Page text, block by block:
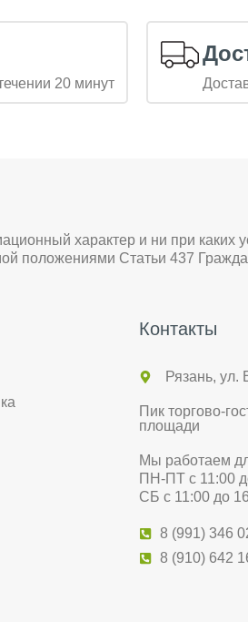
20 минут
характер и ни при каких
положениями Статьи 437
Контакты
Рязань, ул.
Пик торгово-
площади
Мы работаем
ПН-ПТ с 11:00
СБ с 11:00 до
8 (991) 346
8 (910) 642